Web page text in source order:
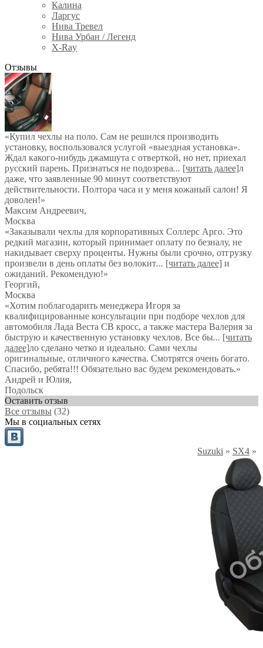
Калина
Ларгус
Нива Тревел
Нива Урбан / Легенд
X-Ray
Отзывы
«Купил чехлы на поло. Сам не решился производить
установку, воспользовался услугой «выездная установка».
Ждал какого-нибудь джамшута с отверткой, но нет, приехал
русский парень. Признаться не подозрева... [читать далее]л
даже, что заявленные 90 минут соответствуют
действительности. Полтора часа и у меня кожаный салон! Я
доволен!»
Максим Андреевич,
Москва
«Заказывали чехлы для корпоративных Соллерс Арго. Это
редкий магазин, который принимает оплату по безналу, не
накидывает сверху проценты. Нужны были срочно, отгрузку
произвели в день оплаты без волокит... [читать далее] и
ожиданий. Рекомендую!»
Георгий,
Москва
«Хотим поблагодарить менеджера Игоря за
квалифицированные консультации при подборе чехлов для
автомобиля Лада Веста СВ кросс, а также мастера Валерия за
быструю и качественную установку чехлов. Все бы... [читать
далее]ло сделано четко и идеально. Сами чехлы
оригинальные, отличного качества. Смотрятся очень богато.
Спасибо, ребята!!! Обязательно вас будем рекомендовать.»
Андрей и Юлия,
Подольск
Оставить отзыв
Все отзывы (32)
Мы в социальных сетях
Suzuki » SX4 »